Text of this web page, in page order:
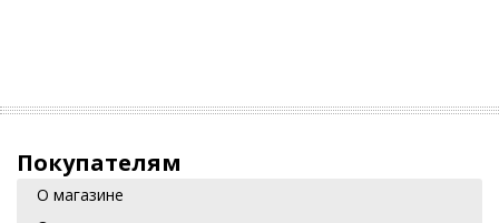
Покупателям
О магазине